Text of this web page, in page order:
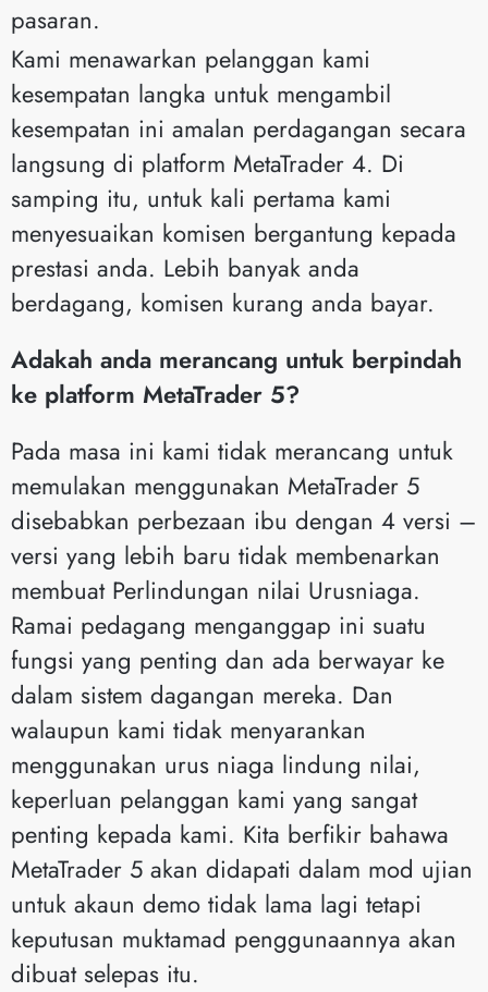
pasaran.
Kami menawarkan pelanggan kami
kesempatan langka untuk mengambil
kesempatan ini amalan perdagangan secara
langsung di platform MetaTrader 4. Di
samping itu, untuk kali pertama kami
menyesuaikan komisen bergantung kepada
prestasi anda. Lebih banyak anda
berdagang, komisen kurang anda bayar.
Adakah anda merancang untuk berpindah
ke platform MetaTrader 5?
Pada masa ini kami tidak merancang untuk
memulakan menggunakan MetaTrader 5
disebabkan perbezaan ibu dengan 4 versi –
versi yang lebih baru tidak membenarkan
membuat Perlindungan nilai Urusniaga.
Ramai pedagang menganggap ini suatu
fungsi yang penting dan ada berwayar ke
dalam sistem dagangan mereka. Dan
walaupun kami tidak menyarankan
menggunakan urus niaga lindung nilai,
keperluan pelanggan kami yang sangat
penting kepada kami. Kita berfikir bahawa
MetaTrader 5 akan didapati dalam mod ujian
untuk akaun demo tidak lama lagi tetapi
keputusan muktamad penggunaannya akan
dibuat selepas itu.